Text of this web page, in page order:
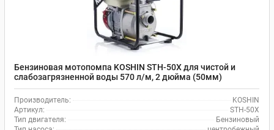
Бензиновая мотопомпа KOSHIN STH-50X для чистой и
слабозагрязненной воды 570 л/м, 2 дюйма (50мм)
Производитель:
KOSHIN
Артикул:
STH-50X
Тип двигателя:
Бензиновый